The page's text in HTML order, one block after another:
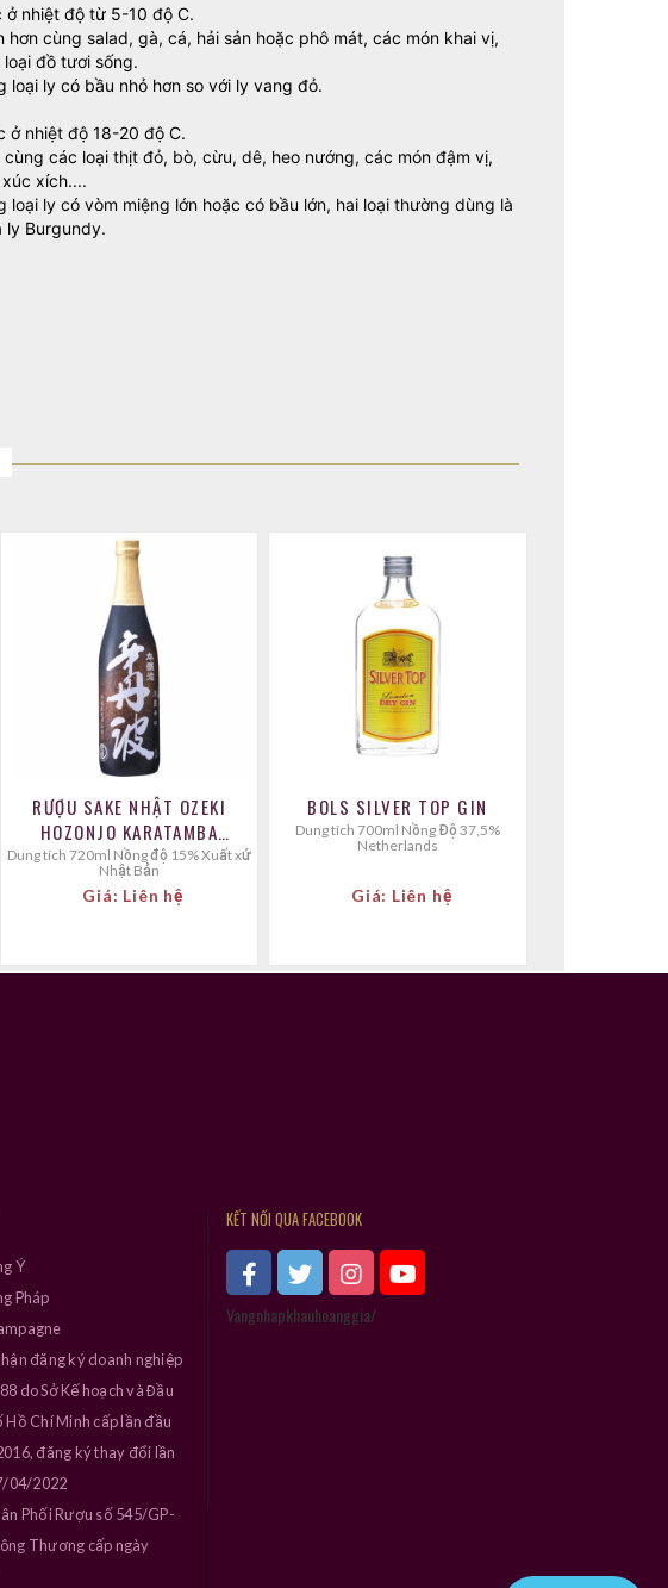
ở nhiệt độ từ 5-10 độ C.
hơn cùng salad, gà, cá, hải sản hoặc phô mát, các món khai vị,
đồ tươi sống.
loại ly có bầu nhỏ hơn so với ly vang đỏ.
ở nhiệt độ 18-20 độ C.
cùng các loại thịt đỏ, bò, cừu, dê, heo nướng, các món đậm vị,
xích....
loại ly có vòm miệng lớn hoặc có bầu lớn, hai loại thường dùng là
ly Burgundy.
RƯỢU SAKE NHẬT OZEKI
HOZONJO KARATAMBA
-720ML
Dung tích 720ml Nồng độ 15% Xuất xứ
Nhật Bản
Giá: Liên hệ
BOLS SILVER TOP GIN
Dung tích 700ml Nồng Độ 37,5%
Netherlands
Giá: Liên hệ
Ý
Pháp
đăng ký doanh nghiệp
do Sở Kế hoạch và Đầu
Chí Minh cấp lần đầu
đăng ký thay đổi lần
04/2022
Phối Rượu số 545/GP-
Thương cấp ngày
KẾT NỐI QUA FACEBOOK
Vangnhapkhauhoanggia/